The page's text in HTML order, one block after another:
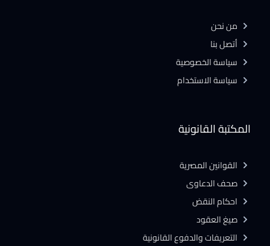
المكتبة القانونية
القوانين المصرية
صحف الدعاوى
احكام النقض
صيغ العقود
التعريفات والدفوع القانونية
من نحن
أتصل بنا
سياسة الخصوصية
سياسة الاستخدام